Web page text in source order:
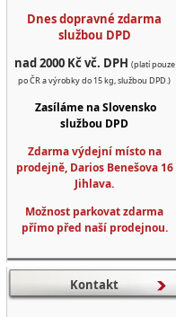
Dnes dopravné zdarma
službou DPD
nad 2000 Kč vč. DPH (platí pouze
po ČR a výrobky do 15 kg, službou DPD.)
Zasíláme na Slovensko
službou DPD
Zdarma výdejní místo na
prodejně, Darios Benešova 16
Jihlava.
Možnost parkovat zdarma
přímo před naší prodejnou.
Kontakt